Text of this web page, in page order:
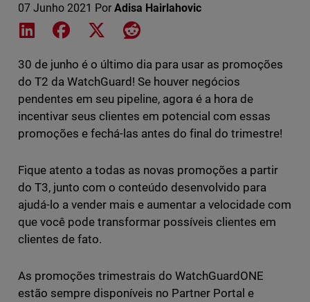
07 Junho 2021 Por Adisa Hairlahovic
Share on LinkedIn
Share on Facebook
Share on XShare on Reddit
30 de junho é o último dia para usar as promoções
do T2 da WatchGuard! Se houver negócios
pendentes em seu pipeline, agora é a hora de
incentivar seus clientes em potencial com essas
promoções e fechá-las antes do final do trimestre!
Fique atento a todas as novas promoções a partir
do T3, junto com o conteúdo desenvolvido para
ajudá-lo a vender mais e aumentar a velocidade com
que você pode transformar possíveis clientes em
clientes de fato.
As promoções trimestrais do WatchGuardONE
estão sempre disponíveis no Partner Portal e